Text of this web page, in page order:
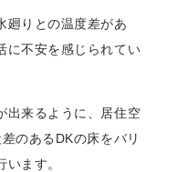
廻りとの温度差があ
に不安を感じられてい
出来るように、居住空
のあるDKの床をバリ
ます。